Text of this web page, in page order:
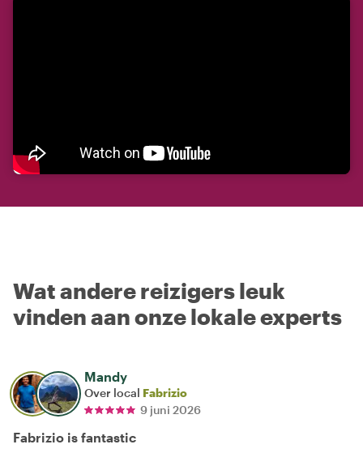
Wat andere reizigers leuk
vinden aan onze lokale experts
Mandy
Over local Fabrizio
9 juni 2026
Fabrizio is fantastic